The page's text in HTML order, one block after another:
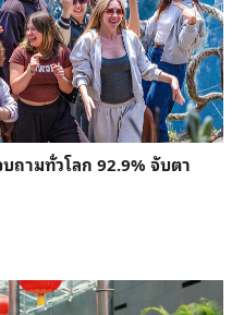
ถามทั่วโลก 92.9% จับตา